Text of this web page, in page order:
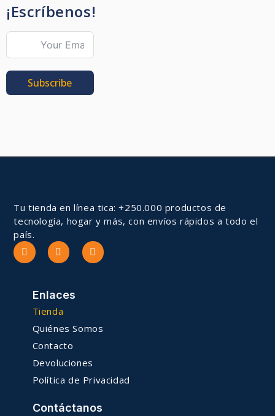
¡Escríbenos!
Subscribe
Tu tienda en línea tica: +250.000 productos de
tecnología, hogar y más, con envíos rápidos a todo el
país.
Enlaces
Tienda
Quiénes Somos
Contacto
Devoluciones
Política de Privacidad
Contáctanos